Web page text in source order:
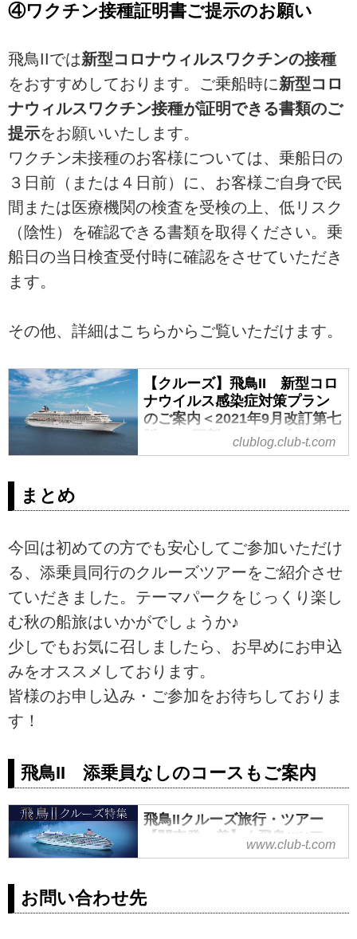
④ワクチン接種証明書ご提示のお願い
飛鳥IIでは新型コロナウィルスワクチンの接種
をおすすめしております。ご乗船時に新型コロ
ナウィルスワクチン接種が証明できる書類のご
提示をお願いいたします。
ワクチン未接種のお客様については、乗船日の
３日前（または４日前）に、お客様ご自身で民
間または医療機関の検査を受検の上、低リスク
（陰性）を確認できる書類を取得ください。乗
船日の当日検査受付時に確認をさせていただき
ます。
その他、詳細はこちらからご覧いただけます。
【クルーズ】飛鳥II 新型コロ
ナウイルス感染症対策プラン
のご案内＜2021年9月改訂第七
版／9/6更新＞ - クラブログ ～
スタッフブログ～｜クラブツ
コロナウイルス感染症対策プラン
グでは、今回飛鳥Ⅱから発表のあ
った運航に伴うガイドラインをご
案内いたします。これまでより大
幅に変更になっている内容もあり
ますので、お申し込みのご検討を
いただいているお客様には、ご確
げます。
clublog.club-t.com
まとめ
今回は初めての方でも安心してご参加いただけ
る、添乗員同行のクルーズツアーをご紹介させ
ていだきました。テーマパークをじっくり楽し
む秋の船旅はいかがでしょうか♪
少しでもお気に召しましたら、お早めにお申込
みをオススメしております。
皆様のお申し込み・ご参加をお待ちしておりま
す！
飛鳥II 添乗員なしのコースもご案内
飛鳥IIクルーズ旅行・ツアー
【関東発・着】｜飛鳥IIツアー
を探すTOP│クラブツーリズム
クラブツーリズムにおまかせ！添
乗員付きのツアーが多く、安心で
www.club-t.com
お問い合わせ先